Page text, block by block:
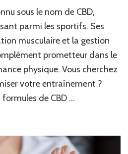
sous le nom de CBD,
parmi les sportifs. Ses
musculaire et la gestion
prometteur dans le
physique. Vous cherchez
votre entraînement ?
formules de CBD …